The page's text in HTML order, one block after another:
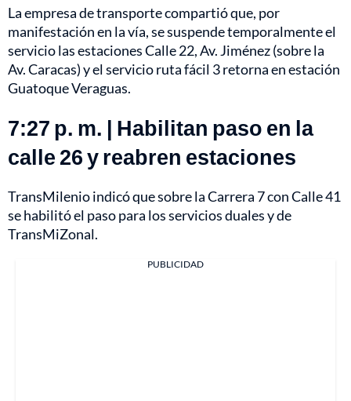
La empresa de transporte compartió que, por
manifestación en la vía, se suspende temporalmente el
servicio las estaciones Calle 22, Av. Jiménez (sobre la
Av. Caracas) y el servicio ruta fácil 3 retorna en estación
Guatoque Veraguas.
7:27 p. m. | Habilitan paso en la
calle 26 y reabren estaciones
TransMilenio indicó que sobre la Carrera 7 con Calle 41
se habilitó el paso para los servicios duales y de
TransMiZonal.
PUBLICIDAD